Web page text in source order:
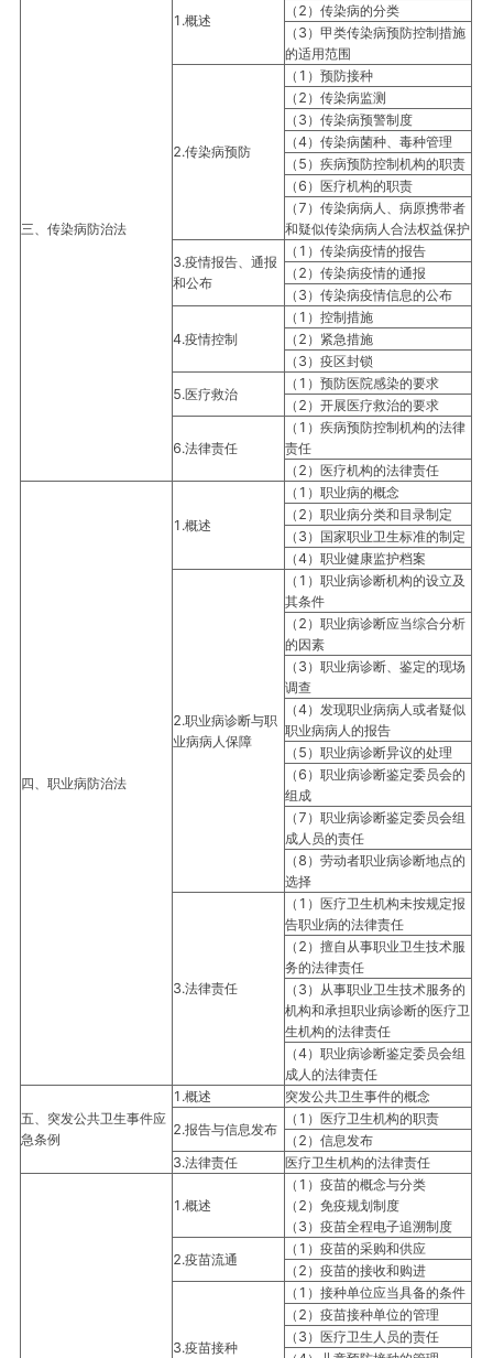
三、传染病防治法
1.概述
（2）传染病的分类
（3）甲类传染病预防控制措施
的适用范围
2.传染病预防
（1）预防接种
（2）传染病监测
（3）传染病预警制度
（4）传染病菌种、毒种管理
（5）疾病预防控制机构的职责
（6）医疗机构的职责
（7）传染病病人、病原携带者
和疑似传染病病人合法权益保护
3.疫情报告、通报
和公布
（1）传染病疫情的报告
（2）传染病疫情的通报
（3）传染病疫情信息的公布
4.疫情控制
（1）控制措施
（2）紧急措施
（3）疫区封锁
5.医疗救治
（1）预防医院感染的要求
（2）开展医疗救治的要求
6.法律责任
（1）疾病预防控制机构的法律
责任
（2）医疗机构的法律责任
四、职业病防治法
1.概述
（1）职业病的概念
（2）职业病分类和目录制定
（3）国家职业卫生标准的制定
（4）职业健康监护档案
2.职业病诊断与职
业病病人保障
（1）职业病诊断机构的设立及
其条件
（2）职业病诊断应当综合分析
的因素
（3）职业病诊断、鉴定的现场
调查
（4）发现职业病病人或者疑似
职业病病人的报告
（5）职业病诊断异议的处理
（6）职业病诊断鉴定委员会的
组成
（7）职业病诊断鉴定委员会组
成人员的责任
（8）劳动者职业病诊断地点的
选择
3.法律责任
（1）医疗卫生机构未按规定报
告职业病的法律责任
（2）擅自从事职业卫生技术服
务的法律责任
（3）从事职业卫生技术服务的
机构和承担职业病诊断的医疗卫
生机构的法律责任
（4）职业病诊断鉴定委员会组
成人的法律责任
五、突发公共卫生事件应
急条例
1.概述
突发公共卫生事件的概念
2.报告与信息发布
（1）医疗卫生机构的职责
（2）信息发布
3.法律责任
医疗卫生机构的法律责任
1.概述
（1）疫苗的概念与分类
（2）免疫规划制度
（3）疫苗全程电子追溯制度
2.疫苗流通
（1）疫苗的采购和供应
（2）疫苗的接收和购进
3.疫苗接种
（1）接种单位应当具备的条件
（2）疫苗接种单位的管理
（3）医疗卫生人员的责任